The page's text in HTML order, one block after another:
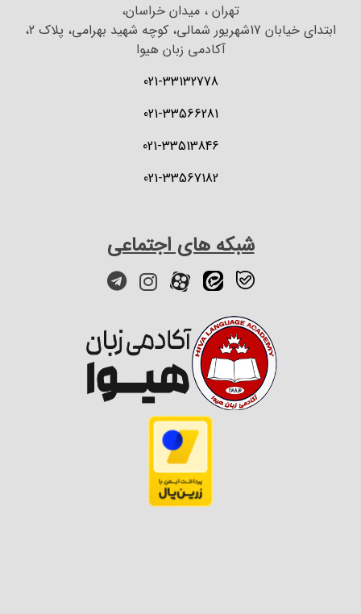
تهران ، میدان خراسان،
ابتدای خیابان 17شهریور شمالی، کوچه شهید بهرامی، پلاک 2،
آکادمی زبان هیوا
021-33132778
021-33566281
021-33513846
021-33567182
شبکه های اجتماعی